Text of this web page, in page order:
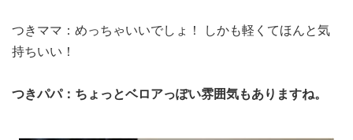
つきママ：めっちゃいいでしょ！ しかも軽くてほんと気
持ちいい！
つきパパ：ちょっとベロアっぽい雰囲気もありますね。